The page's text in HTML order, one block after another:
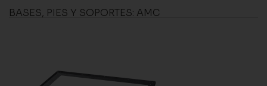
BASES, PIES Y SOPORTES: AMC